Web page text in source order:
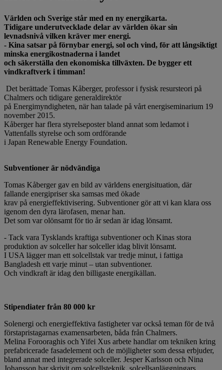
Världen och Sverige står med en ny energikarta.
Tidigare underutvecklade delar av världen ökar sin
levnadsnivå vilken kräver mer energi.
- Kina satsar på förnybar energi, sol och vind, för att långsiktigt
minska energikostnaderna i landet
och säkerställa den ekonomiska tillväxten. De bygger ett
vindkraftverk i timman!
Det berättade Tomas Kåberger, professor i fysisk resursteori på
Chalmers och tidigare generaldirektör
på Energimyndigheten, när han talade på vårt energiseminarium 19
november 2015.
Kåberger har flera styrelseposter bland annat som ledamot i
Vattenfalls styrelse och som ordförande
i Japan Renewable Energy Foundation.
Subventioner är nödvändiga
Tomas Kåberger gav en bild av världens energisituation, där
fallande energipriser ska samsas med ökade
krav på energieffektivisering. Subventioner gör att vi kan klara oss
igenom den dyra lärofasen, menar han.
Det som var olönsamt för tio år sedan är idag lönsamt.
- Tack vara Tysklands kraftiga subventioner och Kinas stora
produktion av solceller har solceller idag blivit lönsamt.
I USA lägger man ett solcellstak var tredje minut, i fattiga
Bangladesh ett varje minut – utan subventioner.
Och vindkraft är idag den billigaste energikällan.
Stipendiater från 80 000 kr
Solenergi och energieffektiva fastigheter var också teman för de två
förstapristagarnas examens­arbeten, båda från Chalmers.
Melina Forooraghis och Yifei Xus arbete handlar om tekniken kring
prefabricerade fasadelement och de möjligheter som dessa erbjuder,
bland annat med integrerade solceller. Jesper Karlsson och Nina
Johansson har skrivit om solcellsteknik, solcellsanläggningars